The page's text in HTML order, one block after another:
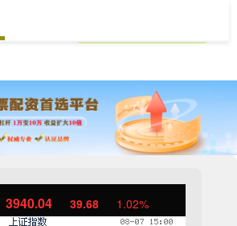
3940.04 39.68 1.02%